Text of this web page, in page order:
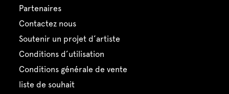
partenaires
contactez nous
soutenir un projet d’artiste
conditions d’utilisation
conditions générale de vente
liste de souhait